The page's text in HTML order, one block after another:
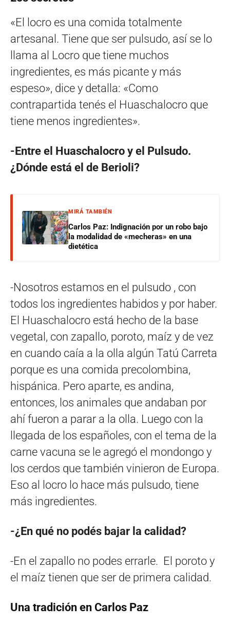
«El locro es una comida totalmente
artesanal. Tiene que ser pulsudo, así se lo
llama al Locro que tiene muchos
ingredientes, es más picante y más
espeso», dice y detalla: «Como
contrapartida tenés el Huaschalocro que
tiene menos ingredientes».
-Entre el Huaschalocro y el Pulsudo.
¿Dónde está el de Berioli?
MIRÁ TAMBIÉN
Carlos Paz: Indignación por un robo bajo
la modalidad de «mecheras» en una
dietética
-Nosotros estamos en el pulsudo , con
todos los ingredientes habidos y por haber.
El Huaschalocro está hecho de la base
vegetal, con zapallo, poroto, maíz y de vez
en cuando caía a la olla algún Tatú Carreta
porque es una comida precolombina,
hispánica. Pero aparte, es andina,
entonces, los animales que andaban por
ahí fueron a parar a la olla. Luego con la
llegada de los españoles, con el tema de la
carne vacuna se le agregó el mondongo y
los cerdos que también vinieron de Europa.
Eso al locro lo hace más pulsudo, tiene
más ingredientes.
-¿En qué no podés bajar la calidad?
-En el zapallo no podes errarle. El poroto y
el maíz tienen que ser de primera calidad.
Una tradición en Carlos Paz